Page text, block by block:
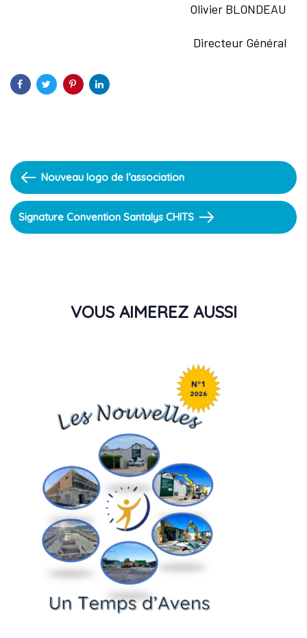
Olivier BLONDEAU
Directeur Général
Previous
Article
Nouveau logo de l’association
Next
Article
Signature Convention Santalys CHITS
VOUS AIMEREZ AUSSI